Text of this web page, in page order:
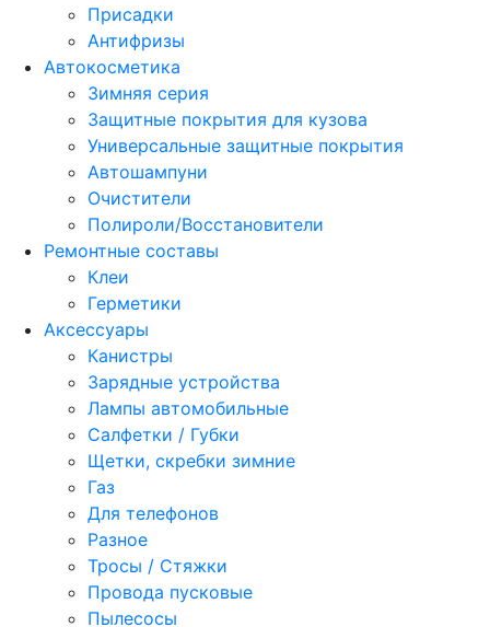
Присадки
Антифризы
Автокосметика
Зимняя серия
Защитные покрытия для кузова
Универсальные защитные покрытия
Автошампуни
Очистители
Полироли/Восстановители
Ремонтные составы
Клеи
Герметики
Аксессуары
Канистры
Зарядные устройства
Лампы автомобильные
Салфетки / Губки
Щетки, скребки зимние
Газ
Для телефонов
Разное
Тросы / Стяжки
Провода пусковые
Пылесосы